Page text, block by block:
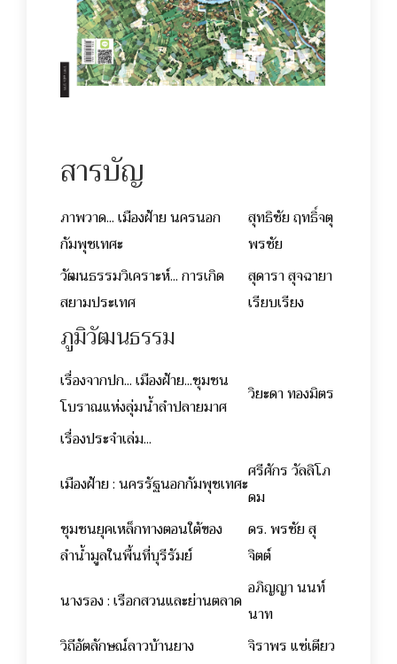
สารบัญ
ภาพวาด... เมืองฝ้าย นครนอก
กัมพุชเทศะ
สุทธิชัย ฤทธิ์จตุ
พรชัย
วัฒนธรรมวิเคราะห์... การเกิด
สยามประเทศ
สุดารา สุจฉายา
เรียบเรียง
ภูมิวัฒนธรรม
เรื่องจากปก... เมืองฝ้าย...ชุมชน
โบราณแห่งลุ่มนํ้าลำปลายมาศ
วิยะดา ทองมิตร
เรื่องประจำเล่ม...
เมืองฝ้าย : นครรัฐนอกกัมพุชเทศะ
ศรีศักร วัลลิโภ
ดม
ชุมชนยุคเหล็กทางตอนใต้ของ
ลำนํ้ามูลในพื้นที่บุรีรัมย์
ดร. พรชัย สุ
จิตต์
นางรอง : เรือกสวนและย่านตลาด
อภิญญา นนท์
นาท
วิถีอัตลักษณ์ลาวบ้านยาง
จิราพร แซ่เตียว